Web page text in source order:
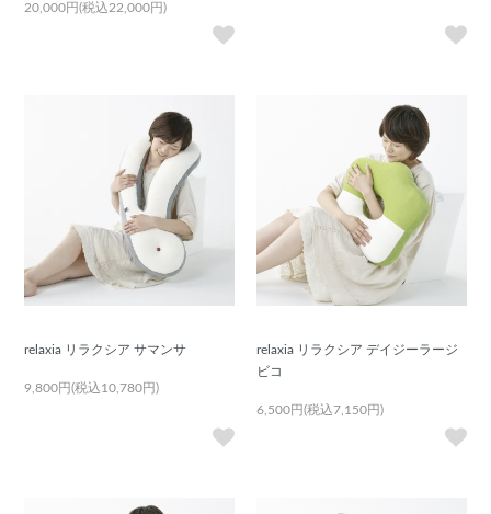
20,000円(税込22,000円)
relaxia リラクシア サマンサ
9,800円(税込10,780円)
relaxia リラクシア デイジーラージ
ビコ
6,500円(税込7,150円)